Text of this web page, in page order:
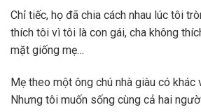
Chỉ tiếc, họ đã chia cách nhau lúc tôi
thích tôi vì tôi là con gái, cha không
mặt giống mẹ…
Mẹ theo một ông chú nhà giàu có khác
Nhưng tôi muốn sống cùng cả hai